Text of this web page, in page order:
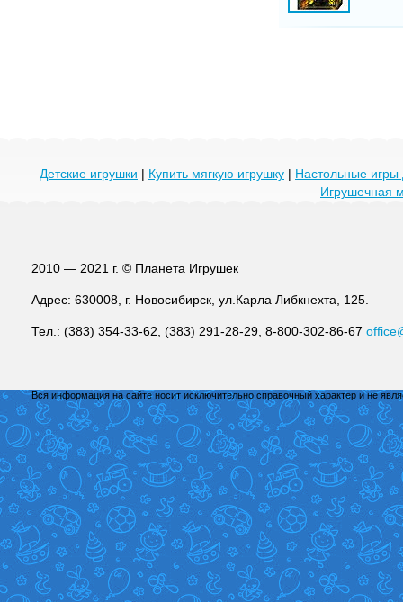
Детские игрушки | Купить мягкую игрушку | Настольные игры
Игрушечная
2010 — 2021 г. © Планета Игрушек
Адрес: 630008, г. Новосибирск, ул.Карла Либкнехта, 125.
Тел.: (383) 354-33-62, (383) 291-28-29, 8-800-302-86-67
Вся информация на сайте носит исключительно справочный характер и не